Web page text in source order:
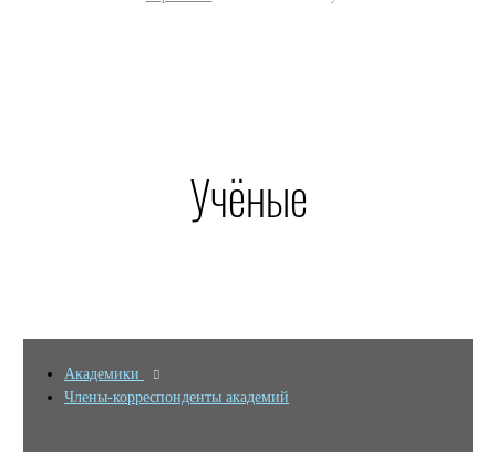
Учёные
Академики
Члены-корреспонденты академий